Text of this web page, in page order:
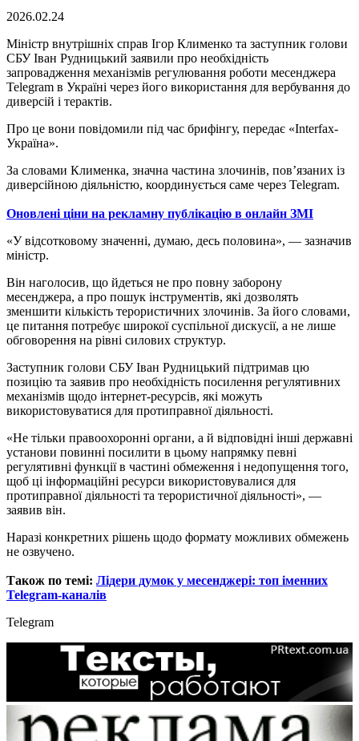
2026.02.24
Міністр внутрішніх справ Ігор Клименко та заступник голови
СБУ Іван Рудницький заявили про необхідність
запровадження механізмів регулювання роботи месенджера
Telegram в Україні через його використання для вербування до
диверсій і терактів.
Про це вони повідомили під час брифінгу, передає «Interfax-
Україна».
За словами Клименка, значна частина злочинів, пов’язаних із
диверсійною діяльністю, координується саме через Telegram.
Оновлені ціни на рекламну публікацію в онлайн ЗМІ
«У відсотковому значенні, думаю, десь половина», — зазначив
міністр.
Він наголосив, що йдеться не про повну заборону
месенджера, а про пошук інструментів, які дозволять
зменшити кількість терористичних злочинів. За його словами,
це питання потребує широкої суспільної дискусії, а не лише
обговорення на рівні силових структур.
Заступник голови СБУ Іван Рудницький підтримав цю
позицію та заявив про необхідність посилення регулятивних
механізмів щодо інтернет-ресурсів, які можуть
використовуватися для протиправної діяльності.
«Не тільки правоохоронні органи, а й відповідні інші державні
установи повинні посилити в цьому напрямку певні
регулятивні функції в частині обмеження і недопущення того,
щоб ці інформаційні ресурси використовувалися для
протиправної діяльності та терористичної діяльності», —
заявив він.
Наразі конкретних рішень щодо формату можливих обмежень
не озвучено.
Також по темі: Лідери думок у месенджері: топ іменних
Telegram-каналів
Telegram